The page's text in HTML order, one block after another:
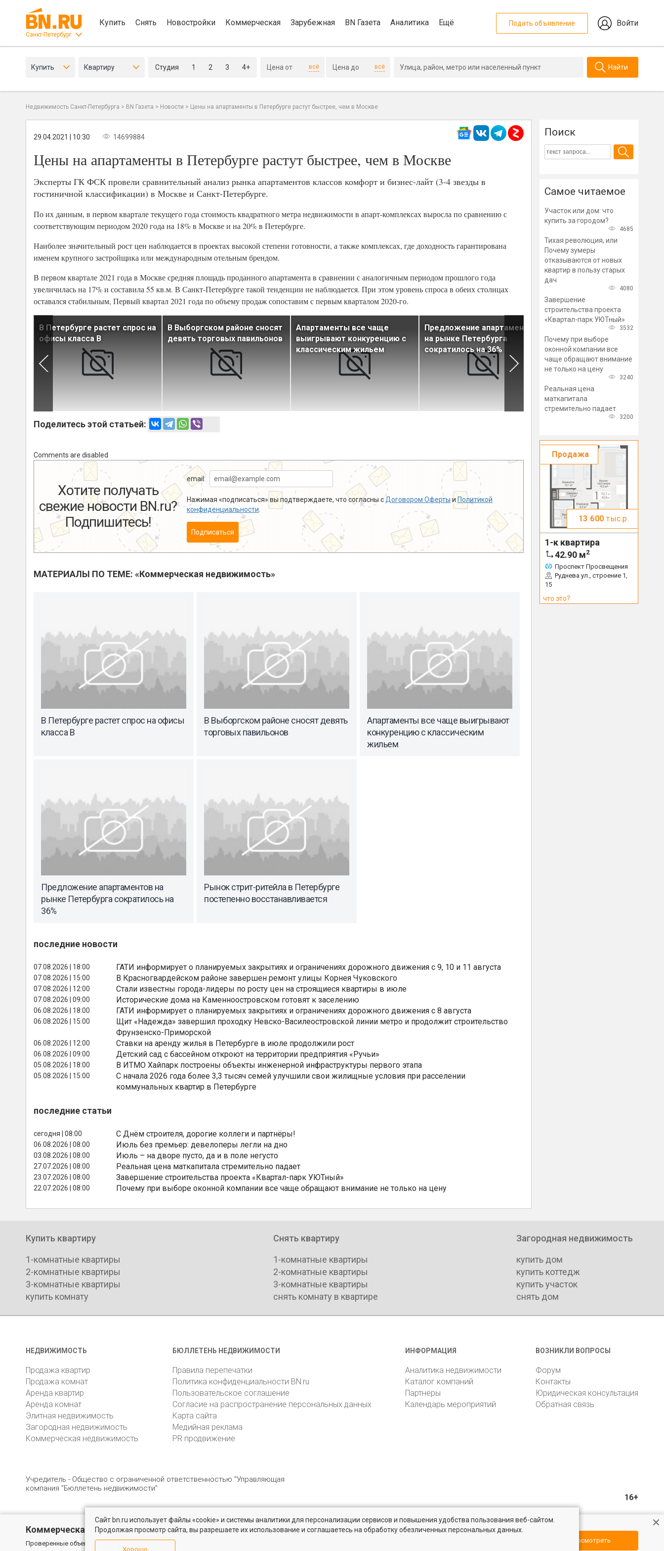
Санкт-Петербург
Купить Снять Новостройки Коммерческая Зарубежная BN Газета Аналитика Ещё Подать объявление Войти
Купить Квартиру Студия 1 2 3 4+ всё всё Найти
Недвижимость Санкт-Петербурга > BN Газета > Новости > Цены на апартаменты в Петербурге растут быстрее, чем в Москве
29.04.2021 | 10:30 14699884
Цены на апартаменты в Петербурге растут быстрее, чем в Москве
Эксперты ГК ФСК провели сравнительный анализ рынка апартаментов классов комфорт и бизнес-лайт (3-4 звезды в
гостиничной классификации) в Москве и Санкт-Петербурге.
По их данным, в первом квартале текущего года стоимость квадратного метра недвижимости в апарт-комплексах выросла по сравнению с
соответствующим периодом 2020 года на 18% в Москве и на 20% в Петербурге.
Наиболее значительный рост цен наблюдается в проектах высокой степени готовности, а также комплексах, где доходность гарантирована
именем крупного застройщика или международным отельным брендом.
В первом квартале 2021 года в Москве средняя площадь проданного апартамента в сравнении с аналогичным периодом прошлого года
увеличилась на 17% и составила 55 кв.м. В Санкт-Петербурге такой тенденции не наблюдается. При этом уровень спроса в обеих столицах
оставался стабильным, Первый квартал 2021 года по объему продаж сопоставим с первым кварталом 2020-го.
В Петербурге растет спрос на
офисы класса В
В Выборгском районе сносят
девять торговых павильонов
Апартаменты все чаще
выигрывают конкуренцию с
классическим жильем
Предложение апартаментов
на рынке Петербурга
сократилось на 36%
Рынок стрит-ритейла в
Петербурге постепенно
восстанавливается
Коммерческая недвижимость
Проверенные объекты под различные цели в Санкт-Петербурге и Ленинградской области Посмотреть
Поделитесь этой статьей:
Comments are disabled
Хотите получать
свежие новости BN.ru?
Подпишитесь!
email:
Нажимая «подписаться» вы подтверждаете, что согласны с Договором Оферты и Политикой
конфиденциальности
Подписаться
МАТЕРИАЛЫ ПО ТЕМЕ: «Коммерческая недвижимость»
В Петербурге растет спрос на офисы
класса В
В Выборгском районе сносят девять
торговых павильонов
Апартаменты все чаще выигрывают
конкуренцию с классическим
жильем
Предложение апартаментов на
рынке Петербурга сократилось на
36%
Рынок стрит-ритейла в Петербурге
постепенно восстанавливается
последние новости
07.08.2026 | 18:00 ГАТИ информирует о планируемых закрытиях и ограничениях дорожного движения с 9, 10 и 11 августа
07.08.2026 | 15:00 В Красногвардейском районе завершен ремонт улицы Корнея Чуковского
07.08.2026 | 12:00 Стали известны города-лидеры по росту цен на строящиеся квартиры в июле
07.08.2026 | 09:00 Исторические дома на Каменноостровском готовят к заселению
06.08.2026 | 18:00 ГАТИ информирует о планируемых закрытиях и ограничениях дорожного движения с 8 августа
06.08.2026 | 15:00
Щит «Надежда» завершил проходку Невско-Василеостровской линии метро и продолжит строительство
Фрунзенско-Приморской
06.08.2026 | 12:00 Ставки на аренду жилья в Петербурге в июле продолжили рост
06.08.2026 | 09:00 Детский сад с бассейном откроют на территории предприятия «Ручьи»
05.08.2026 | 18:00 В ИТМО Хайпарк построены объекты инженерной инфраструктуры первого этапа
05.08.2026 | 15:00
С начала 2026 года более 3,3 тысяч семей улучшили свои жилищные условия при расселении
коммунальных квартир в Петербурге
последние статьи
сегодня | 08:00 С Днём строителя, дорогие коллеги и партнёры!
06.08.2026 | 08:00 Июль без премьер: девелоперы легли на дно
03.08.2026 | 08:00 Июль – на дворе пусто, да и в поле негусто
27.07.2026 | 08:00 Реальная цена маткапитала стремительно падает
23.07.2026 | 08:00 Завершение строительства проекта «Квартал-парк УЮТный»
22.07.2026 | 08:00 Почему при выборе оконной компании все чаще обращают внимание не только на цену
Поиск
Самое читаемое
Участок или дом: что
купить за городом?
4685
Тихая революция, или
Почему зумеры
отказываются от новых
квартир в пользу старых
дач
4080
Завершение
строительства проекта
«Квартал-парк УЮТный»
3532
Почему при выборе
оконной компании все
чаще обращают внимание
не только на цену
3240
Реальная цена
маткапитала
стремительно падает
3200
Продажа
13 600 тыс.р.
1-к квартира
42.90 м2
Проспект Просвещения
Руднева ул., строение 1,
15
что это?
Купить квартиру
1-комнатные квартиры
2-комнатные квартиры
3-комнатные квартиры
купить комнату
Снять квартиру
1-комнатные квартиры
2-комнатные квартиры
3-комнатные квартиры
снять комнату в квартире
Загородная недвижимость
купить дом
купить коттедж
купить участок
снять дом
НЕДВИЖИМОСТЬ
Продажа квартир
Продажа комнат
Аренда квартир
Аренда комнат
Элитная недвижимость
Загородная недвижимость
Коммерческая недвижимость
БЮЛЛЕТЕНЬ НЕДВИЖИМОСТИ
Правила перепечатки
Политика конфиденциальности BN.ru
Пользовательское соглашение
Согласие на распространение персональных данных
Карта сайта
Медийная реклама
PR продвижение
ИНФОРМАЦИЯ
Аналитика недвижимости
Каталог компаний
Партнеры
Календарь мероприятий
ВОЗНИКЛИ ВОПРОСЫ
Форум
Контакты
Юридическая консультация
Обратная связь
Учредитель - Общество с ограниченной ответственностью "Управляющая
компания "Бюллетень недвижимости"
16+
© 2005 – 2026, ООО «УК «БН» 8 (812) 331-93-56 196105, Санкт-Петербург, пр. Юрия Гагарина, 1 reklama@bn.ru
Сайт bn.ru использует файлы «cookie» и системы аналитики для персонализации сервисов и повышения удобства пользования веб-сайтом.
Продолжая просмотр сайта, вы разрешаете их использование и соглашаетесь на обработку обезличенных персональных данных.
Хорошо